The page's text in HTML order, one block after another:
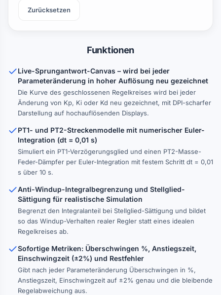
Zurücksetzen
Funktionen
Live-Sprungantwort-Canvas – wird bei jeder
Parameteränderung in hoher Auflösung neu gezeichnet
Die Kurve des geschlossenen Regelkreises wird bei jeder
Änderung von Kp, Ki oder Kd neu gezeichnet, mit DPI-scharfer
Darstellung auf hochauflösenden Displays.
PT1- und PT2-Streckenmodelle mit numerischer Euler-
Integration (dt = 0,01 s)
Simuliert ein PT1-Verzögerungsglied und einen PT2-Masse-
Feder-Dämpfer per Euler-Integration mit festem Schritt dt = 0,01
s über 10 s.
Anti-Windup-Integralbegrenzung und Stellglied-
Sättigung für realistische Simulation
Begrenzt den Integralanteil bei Stellglied-Sättigung und bildet
so das Windup-Verhalten realer Regler statt eines idealen
Regelkreises ab.
Sofortige Metriken: Überschwingen %, Anstiegszeit,
Einschwingzeit (±2%) und Restfehler
Gibt nach jeder Parameteränderung Überschwingen in %,
Anstiegszeit, Einschwingzeit auf ±2% genau und die bleibende
Regelabweichung aus.